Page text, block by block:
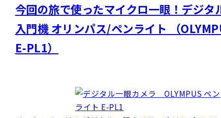
今回の旅で使ったマイクロ一眼！デジタ
入門機 オリンパス/ペンライト （
E-PL1）